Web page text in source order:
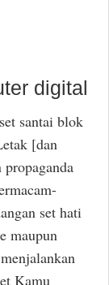
digital
santai blok
[dan
set hati
maupun
Kamu